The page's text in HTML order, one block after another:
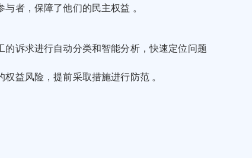
者，保障了他们的民主权益 。
诉求进行自动分类和智能分析，快速定位问题
益风险，提前采取措施进行防范 。